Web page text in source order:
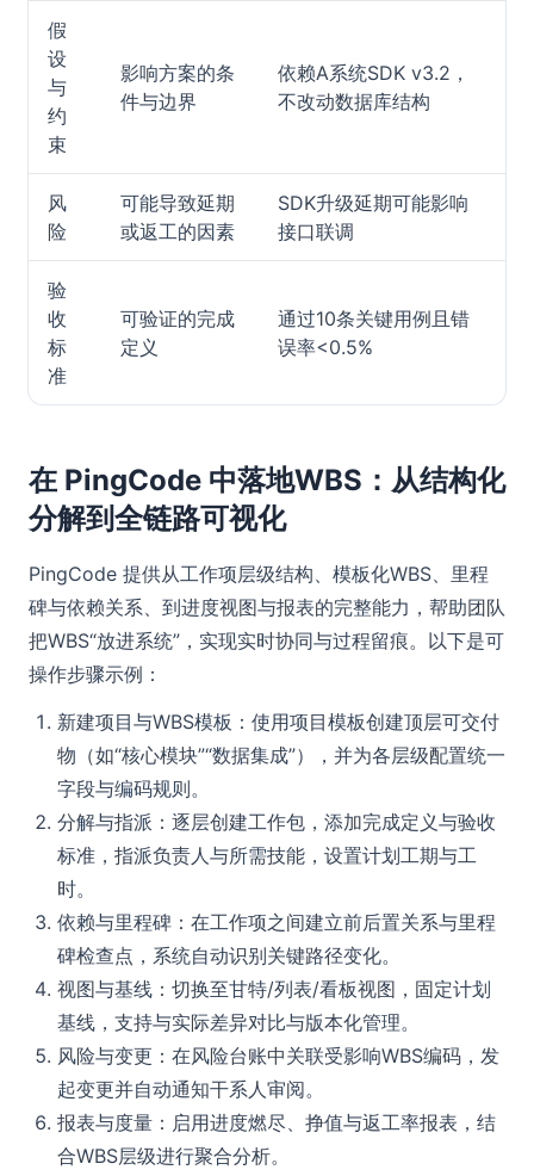
假
设
与
约
束
影响方案的条
件与边界
依赖A系统SDK v3.2，
不改动数据库结构
风
险
可能导致延期
或返工的因素
SDK升级延期可能影响
接口联调
验
收
标
准
可验证的完成
定义
通过10条关键用例且错
误率<0.5%
在 PingCode 中落地WBS：从结构化
分解到全链路可视化
PingCode 提供从工作项层级结构、模板化WBS、里程
碑与依赖关系、到进度视图与报表的完整能力，帮助团队
把WBS“放进系统”，实现实时协同与过程留痕。以下是可
操作步骤示例：
新建项目与WBS模板：使用项目模板创建顶层可交付
物（如“核心模块”“数据集成”），并为各层级配置统一
字段与编码规则。
分解与指派：逐层创建工作包，添加完成定义与验收
标准，指派负责人与所需技能，设置计划工期与工
时。
依赖与里程碑：在工作项之间建立前后置关系与里程
碑检查点，系统自动识别关键路径变化。
视图与基线：切换至甘特/列表/看板视图，固定计划
基线，支持与实际差异对比与版本化管理。
风险与变更：在风险台账中关联受影响WBS编码，发
起变更并自动通知干系人审阅。
报表与度量：启用进度燃尽、挣值与返工率报表，结
合WBS层级进行聚合分析。